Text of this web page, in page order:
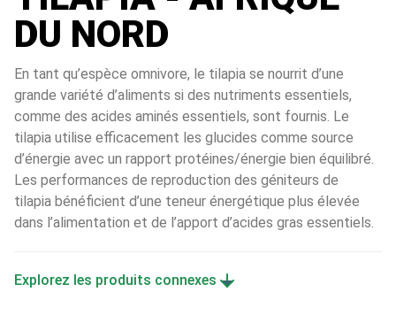
DU NORD
En tant qu’espèce omnivore, le tilapia se nourrit d’une
grande variété d’aliments si des nutriments essentiels,
comme des acides aminés essentiels, sont fournis. Le
tilapia utilise efficacement les glucides comme source
d’énergie avec un rapport protéines/énergie bien équilibré.
Les performances de reproduction des géniteurs de
tilapia bénéficient d’une teneur énergétique plus élevée
dans l’alimentation et de l’apport d’acides gras essentiels.
Explorez les produits connexes